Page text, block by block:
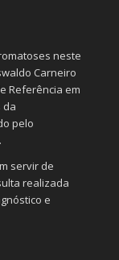
neste
Carneiro
Referência em
da
pelo
servir de
realizada
e
que